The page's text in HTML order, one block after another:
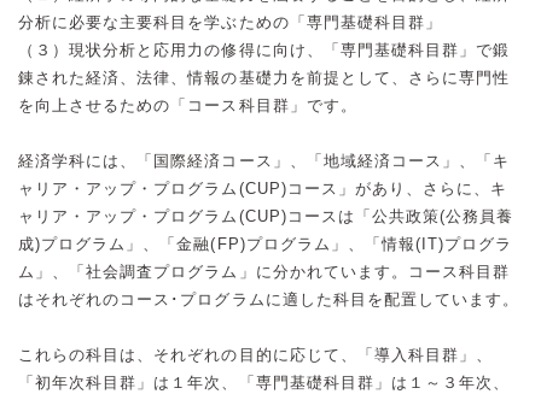
分析に必要な主要科目を学ぶための「専門基礎科目群」
（３）現状分析と応用力の修得に向け、「専門基礎科目群」で鍛
錬された経済、法律、情報の基礎力を前提として、さらに専門性
を向上させるための「コース科目群」です。
経済学科には、「国際経済コース」、「地域経済コース」、「キ
ャリア・アップ・プログラム(CUP)コース」があり、さらに、キ
ャリア・アップ・プログラム(CUP)コースは「公共政策(公務員養
成)プログラム」、「金融(FP)プログラム」、「情報(IT)プログラ
ム」、「社会調査プログラム」に分かれています。コース科目群
はそれぞれのコース･プログラムに適した科目を配置しています。
これらの科目は、それぞれの目的に応じて、「導入科目群」、
「初年次科目群」は１年次、「専門基礎科目群」は１～３年次、